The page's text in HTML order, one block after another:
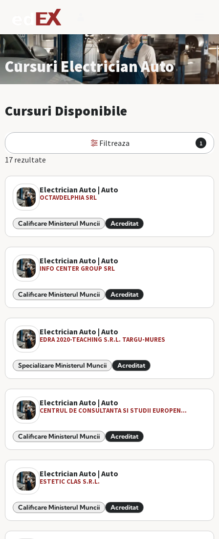
Cursuri Electrician Auto
Cursuri Disponibile
Filtreaza 1
17 rezultate
Electrician Auto | Auto
OCTAVDELPHIA SRL
Calificare Ministerul Muncii Acreditat
Electrician Auto | Auto
INFO CENTER GROUP SRL
Calificare Ministerul Muncii Acreditat
Electrician Auto | Auto
EDRA 2020-TEACHING S.R.L. TARGU-MURES
Specializare Ministerul Muncii Acreditat
Electrician Auto | Auto
CENTRUL DE CONSULTANTA SI STUDII EUROPEN...
Calificare Ministerul Muncii Acreditat
Electrician Auto | Auto
ESTETIC CLAS S.R.L.
Calificare Ministerul Muncii Acreditat